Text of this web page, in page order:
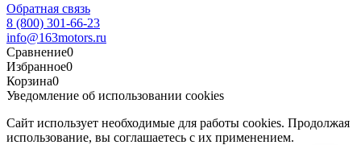
Обратная связь
8 (800) 301-66-23
info@163motors.ru
Сравнение0
Избранное0
Корзина0
Уведомление об использовании cookies
Сайт использует необходимые для работы cookies. Продолжая
использование, вы соглашаетесь с их применением.